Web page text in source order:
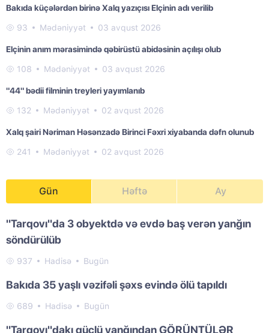
Bakıda küçələrdən birinə Xalq yazıçısı Elçinin adı verilib
93 Mədəniyyət 03 avqust 2026
Elçinin anım mərasimində qəbirüstü abidəsinin açılışı olub
108 Mədəniyyət 03 avqust 2026
"44" bədii filminin treyleri yayımlanıb
132 Mədəniyyət 02 avqust 2026
Xalq şairi Nəriman Həsənzadə Birinci Fəxri xiyabanda dəfn olunub
241 Mədəniyyət 02 avqust 2026
Gün Həftə Ay
"Tarqovı"da 3 obyektdə və evdə baş verən yanğın
söndürülüb
937 Hadisə Bugün
Bakıda 35 yaşlı vəzifəli şəxs evində ölü tapıldı
689 Hadisə Bugün
"Tarqovı"dakı güclü yanğından GÖRÜNTÜLƏR